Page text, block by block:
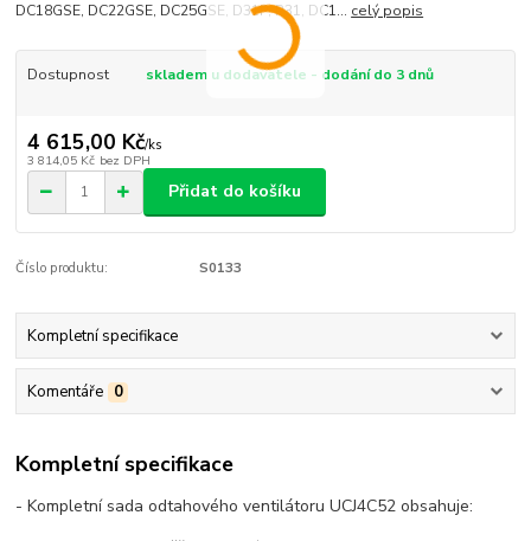
DC18GSE, DC22GSE, DC25GSE, D31P, P31, DC1... celý popis
Dostupnost skladem u dodavatele - dodání do 3 dnů
4 615,00 Kč/ks
3 814,05 Kč bez DPH
Přidat do košíku
Číslo produktu: S0133
Kompletní specifikace
Komentáře 0
Kompletní specifikace
- Kompletní sada odtahového ventilátoru UCJ4C52 obsahuje: